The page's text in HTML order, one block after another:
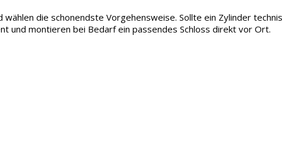
die schonendste Vorgehensweise. Sollte ein Zylinder
und montieren bei Bedarf ein passendes Schloss direkt vor Ort.